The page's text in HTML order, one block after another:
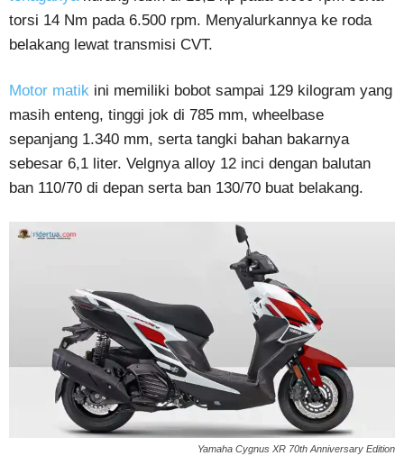
torsi 14 Nm pada 6.500 rpm. Menyalurkannya ke roda
belakang lewat transmisi CVT.
Motor matik ini memiliki bobot sampai 129 kilogram yang
masih enteng, tinggi jok di 785 mm, wheelbase
sepanjang 1.340 mm, serta tangki bahan bakarnya
sebesar 6,1 liter. Velgnya alloy 12 inci dengan balutan
ban 110/70 di depan serta ban 130/70 buat belakang.
Yamaha Cygnus XR 70th Anniversary Edition